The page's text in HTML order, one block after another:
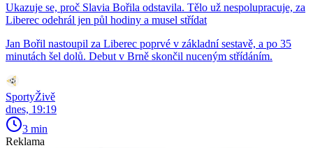
Ukazuje se, proč Slavia Bořila odstavila. Tělo už nespolupracuje, za
Liberec odehrál jen půl hodiny a musel střídat
Jan Bořil nastoupil za Liberec poprvé v základní sestavě, a po 35
minutách šel dolů. Debut v Brně skončil nuceným střídáním.
SportyŽivě
dnes, 19:19
3 min
Reklama